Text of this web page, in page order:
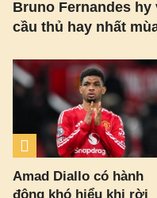
Bruno Fernandes
cầu thủ hay nhất
Amad Diallo có hành
động khó hiểu khi rời